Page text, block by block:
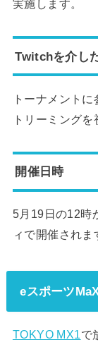
実施します。
Twitchを介し
トーナメントに
トリーミングを
開催日時
5月19日の12時
ィで開催されま
eスポーツ
TOKYO MX1 で